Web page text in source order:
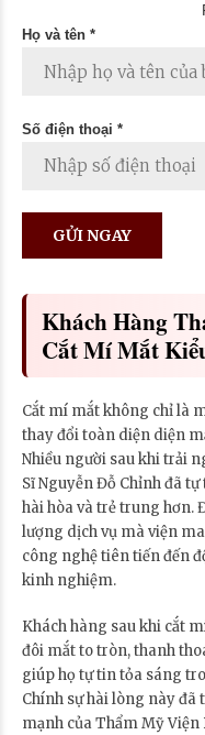
Họ và tên *
Số điện thoại *
Khách Hàng
Cắt Mí Mắt
Cắt mí mắt không chỉ là
thay đổi toàn diện diện
Nhiều người sau khi trải
Sĩ Nguyễn Đỗ Chỉnh đã
hài hòa và trẻ trung hơn.
lượng dịch vụ mà viện
công nghệ tiên tiến đến
kinh nghiệm.
Khách hàng sau khi cắt
đôi mắt to tròn, thanh
giúp họ tự tin tỏa sáng
Chính sự hài lòng này đã
mạnh của Thẩm Mỹ